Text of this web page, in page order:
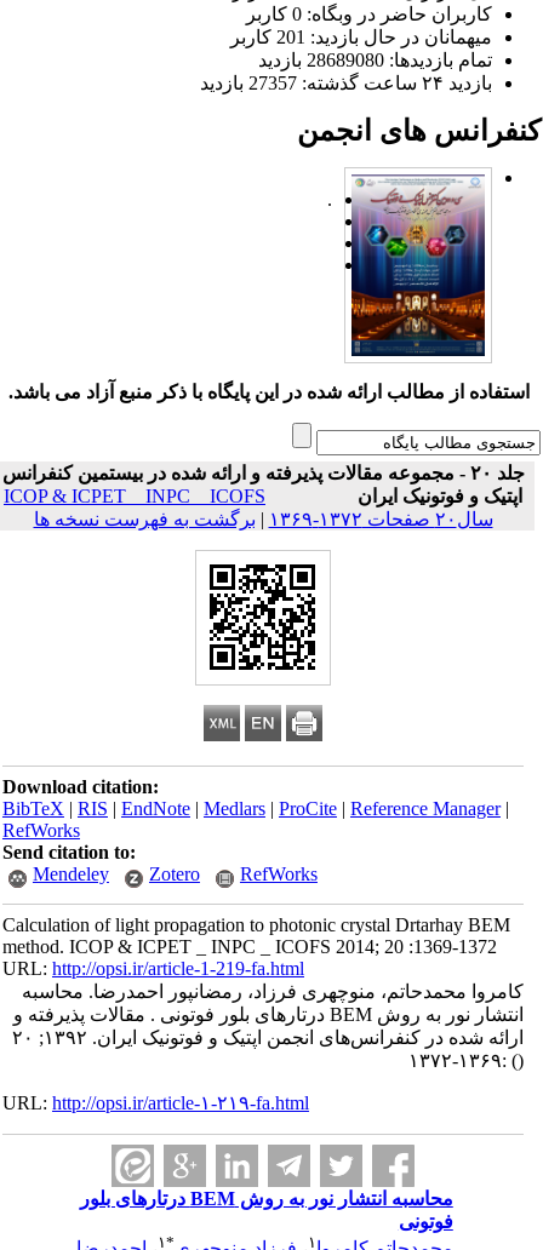
کاربران حاضر در وبگاه: 0 کاربر
میهمانان در حال بازدید: 201 کاربر
تمام بازدید‌ها: 28689080 بازدید
بازدید ۲۴ ساعت گذشته: 27357 بازدید
های انجمن
.
استفاده از مطالب ارائه شده در این پایگاه با ذکر منبع آزاد می باشد.
جلد ۲۰ - مجموعه مقالات پذیرفته و ارائه شده در بیستمین کنفرانس
اپتیک و فوتونیک ایران
ICOP & ICPET _ INPC _ ICOFS
سال۲۰ صفحات ۱۳۷۲-۱۳۶۹
| برگشت به فهرست نسخه ها
Download citation:
BibTeX|RIS|EndNote|Medlars|ProCite|Reference Manager
RefWorks
Send citation to:
Mendeley
Zotero RefWorks
Calculation of light propagation to photonic crystal Drtarhay BEM
method. ICOP & ICPET _ INPC _ ICOFS 2014; 20 :1369-1372
URL:http://opsi.ir/article-1-219-fa.html
کامروا محمدحاتم، منوچهری فرزاد، رمضانپور احمدرضا. محاسبه
انتشار نور به روش BEM درتارهای بلور فوتونی . مقالات پذیرفته و
ارائه شده در کنفرانس‌های انجمن اپتیک و فوتونیک ایران. ۱۳۹۲; ۲۰
:۱۳۶۹-۱۳۷۲
URL:http://opsi.ir/article-۱-۲۱۹-fa.html
محاسبه انتشار نور به روش BEM درتارهای بلور
فوتونی
* ۱